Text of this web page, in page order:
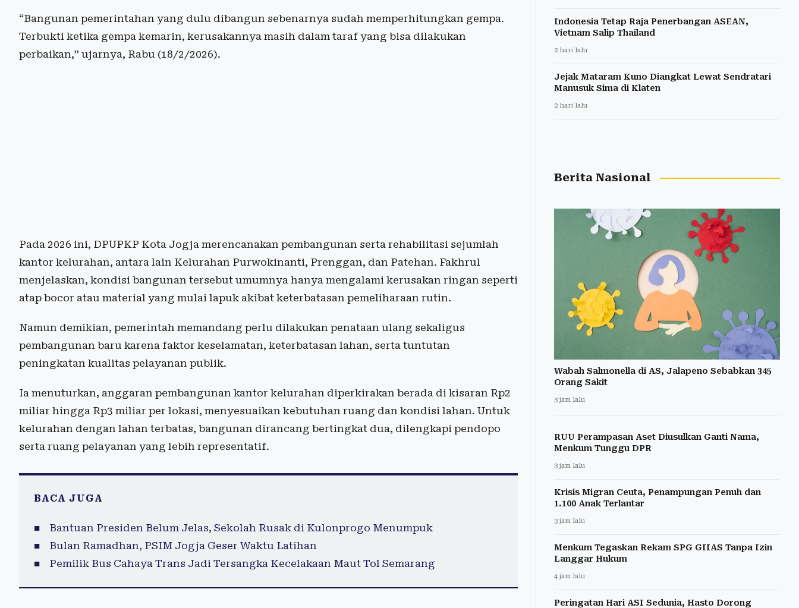
“Bangunan pemerintahan yang dulu dibangun sebenarnya sudah memperhitungkan gempa.
Terbukti ketika gempa kemarin, kerusakannya masih dalam taraf yang bisa dilakukan
perbaikan,” ujarnya, Rabu (18/2/2026).
Pada 2026 ini, DPUPKP Kota Jogja merencanakan pembangunan serta rehabilitasi sejumlah
kantor kelurahan, antara lain Kelurahan Purwokinanti, Prenggan, dan Patehan. Fakhrul
menjelaskan, kondisi bangunan tersebut umumnya hanya mengalami kerusakan ringan seperti
atap bocor atau material yang mulai lapuk akibat keterbatasan pemeliharaan rutin.
Namun demikian, pemerintah memandang perlu dilakukan penataan ulang sekaligus
pembangunan baru karena faktor keselamatan, keterbatasan lahan, serta tuntutan
peningkatan kualitas pelayanan publik.
Ia menuturkan, anggaran pembangunan kantor kelurahan diperkirakan berada di kisaran Rp2
miliar hingga Rp3 miliar per lokasi, menyesuaikan kebutuhan ruang dan kondisi lahan. Untuk
kelurahan dengan lahan terbatas, bangunan dirancang bertingkat dua, dilengkapi pendopo
serta ruang pelayanan yang lebih representatif.
BACA JUGA
Bantuan Presiden Belum Jelas, Sekolah Rusak di Kulonprogo Menumpuk
Bulan Ramadhan, PSIM Jogja Geser Waktu Latihan
Pemilik Bus Cahaya Trans Jadi Tersangka Kecelakaan Maut Tol Semarang
Indonesia Tetap Raja Penerbangan ASEAN,
Vietnam Salip Thailand
2 hari lalu
Jejak Mataram Kuno Diangkat Lewat Sendratari
Manusuk Sima di Klaten
2 hari lalu
Berita Nasional
Wabah Salmonella di AS, Jalapeno Sebabkan 345
Orang Sakit
3 jam lalu
RUU Perampasan Aset Diusulkan Ganti Nama,
Menkum Tunggu DPR
3 jam lalu
Krisis Migran Ceuta, Penampungan Penuh dan
1.100 Anak Terlantar
3 jam lalu
Menkum Tegaskan Rekam SPG GIIAS Tanpa Izin
Langgar Hukum
4 jam lalu
Peringatan Hari ASI Sedunia, Hasto Dorong